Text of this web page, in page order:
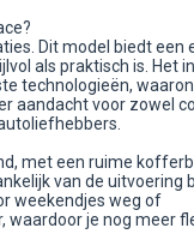
Dit model biedt een
als praktisch is. Het
technologieën,
aandacht voor zowel
met een ruime
van de uitvoering
weekendjes weg of
waardoor je nog meer